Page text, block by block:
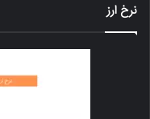
نرخ ارز